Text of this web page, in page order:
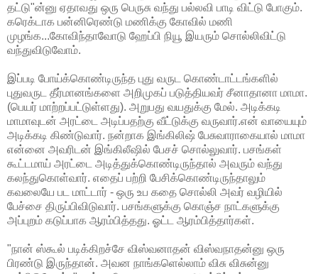
தட்டு"ன்னு ஏதாவது ஒரு பெருசு வந்து பல்லவி பாடி விட்டு போகும்.
கரெக்டாக பன்னிரெண்டு மணிக்கு கோவில் மணி
முழங்க...கோவிந்தாவோடு ஹேப்பி நியூ இயரும் சொல்லிவிட்டு
வந்துவிடுவோம்.
இப்படி போய்க்கொண்டிருந்த புது வருட கொண்டாட்டங்களில்
புதுவருட தீர்மானங்களை அறிமுகப் படுத்தியவர் சீனாதானா மாமா.
(பெயர் மாற்றப்பட்டுள்ளது). அறுபது வயதுக்கு மேல். அடிக்கடி
மாமாவுடன் அரட்டை அடிப்பதற்கு வீட்டுக்கு வருவார்.என் வாயையும்
அடிக்கடி கிண்டுவார். நன்றாக இங்கிலிஷ் பேசுவாராகையால் மாமா
என்னை அவரிடன் இங்கிலீஷில் பேசச் சொல்லுவார். பசங்கள்
கூட்டமாய் அரட்டை அடித்துக்கொண்டிருந்தால் அவரும் வந்து
கலந்துகொள்வார். எதைப் பற்றி பேசிக்கொண்டிருந்தாலும்
கவலையே பட மாட்டார் - ஒரு உப கதை சொல்லி அவர் வழியில்
பேச்சை திருப்பிவிடுவார். பசங்களுக்கு கொஞ்ச நாட்களுக்கு
அப்புறம் கடுப்பாக ஆரம்பித்தது. ஓட்ட ஆரம்பித்தார்கள்.
"நான் ஸ்கூல் படிக்கிறச்சே விஸ்வனாதன் விஸ்வநாதன்னு ஒரு
பிரண்டு இருந்தான். அவன நாங்களெல்லாம் விசு விசுன்னு